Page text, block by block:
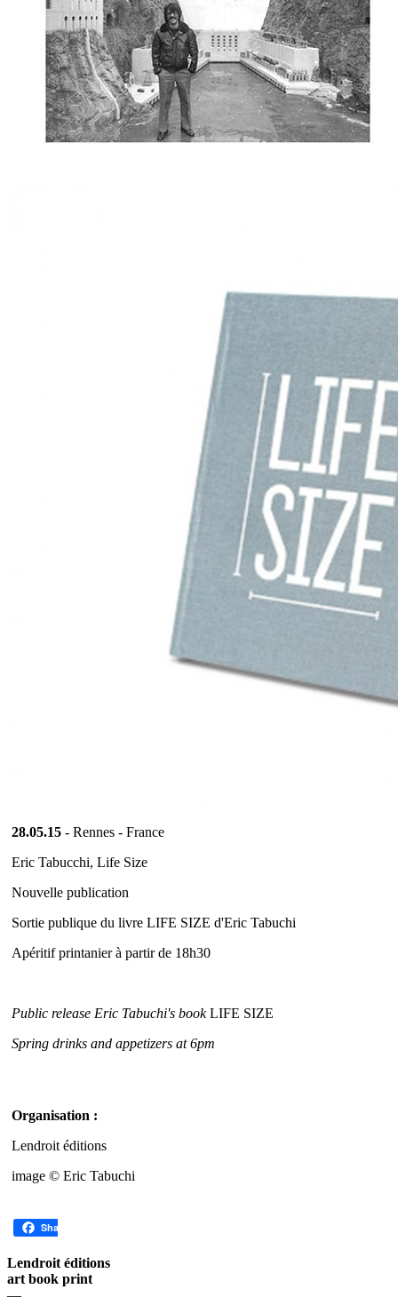
28.05.15 - Rennes - France
Eric Tabucchi, Life Size
Nouvelle publication
Sortie publique du livre LIFE SIZE d'Eric Tabuchi
Apéritif printanier à partir de 18h30
Public release Eric Tabuchi's bookLIFE SIZE
Spring drinks and appetizers at 6pm
Organisation :
Lendroit éditions
image © Eric Tabuchi
Share
Lendroit éditions
art book print
—